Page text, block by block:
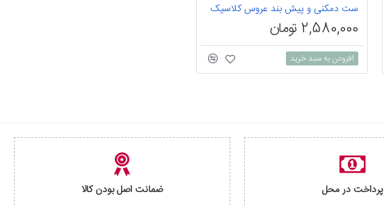
ست دمکنی و پیش بند عروس کلاسیک
2,580,000 تومان
افزودن به سبد خرید
پرداخت در محل ضمانت اصل بودن کالا